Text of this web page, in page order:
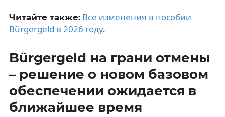
Читайте также: Все изменения в пособии
Bürgergeld в 2026 году.
Bürgergeld на грани отмены
– решение о новом базовом
обеспечении ожидается в
ближайшее время